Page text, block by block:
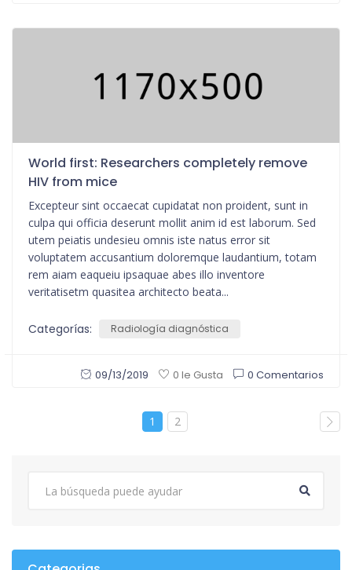
World first: Researchers completely remove
HIV from mice
Excepteur sint occaecat cupidatat non proident, sunt in
culpa qui officia deserunt mollit anim id est laborum. Sed
utem peiatis undesieu omnis iste natus error sit
voluptatem accusantium doloremque laudantium, totam
rem aiam eaqueiu ipsaquae abes illo inventore
veritatisetm quasitea architecto beata...
Categorías: Radiología diagnóstica
09/13/2019 0 le Gusta 0 Comentarios
1 2